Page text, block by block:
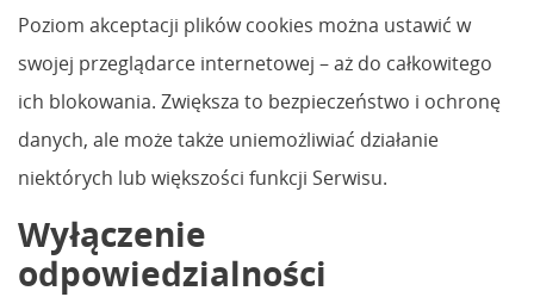
Poziom akceptacji plików cookies można ustawić w
swojej przeglądarce internetowej – aż do całkowitego
ich blokowania. Zwiększa to bezpieczeństwo i ochronę
danych, ale może także uniemożliwiać działanie
niektórych lub większości funkcji Serwisu.
Wyłączenie
odpowiedzialności